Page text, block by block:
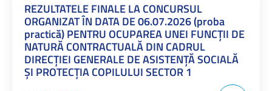
REZULTATELE FINALE LA CONCURSUL
ORGANIZAT ÎN DATA DE 06.07.2026 (proba
practică) PENTRU OCUPAREA UNEI FUNCŢII DE
NATURĂ CONTRACTUALĂ DIN CADRUL
DIRECȚIEI GENERALE DE ASISTENȚĂ SOCIALĂ
ȘI PROTECȚIA COPILULUI SECTOR 1